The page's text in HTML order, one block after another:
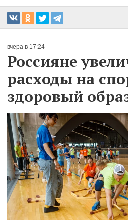
вчера в 17:24
Россияне
расходы на
здоровый